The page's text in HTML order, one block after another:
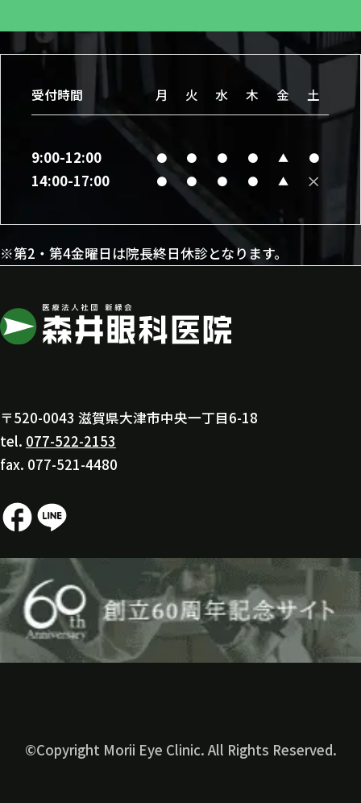
受付時間 月 火 水 木 金 土
9:00-12:00 ● ● ● ● ▲ ●
14:00-17:00 ● ● ● ● ▲ ×
※第2・第4金曜日は院長終日休診となります。
〒520-0043 滋賀県大津市中央一丁目6-18
tel. 077-522-2153
fax. 077-521-4480
©Copyright Morii Eye Clinic. All Rights Reserved.